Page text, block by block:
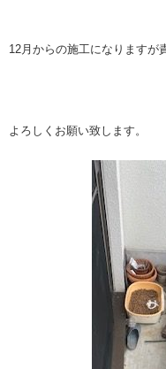
12月からの施工になりますが
よろしくお願い致します。